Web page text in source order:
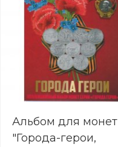
Альбом для монет
"Города-герои,